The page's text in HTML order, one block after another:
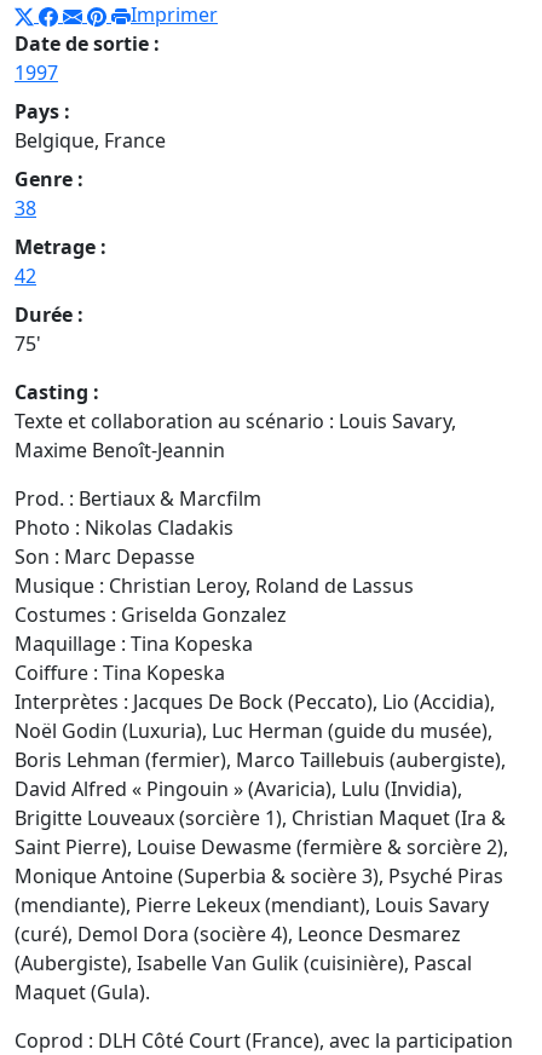
Imprimer
Date de sortie :
1997
Pays :
Belgique, France
Genre :
38
Metrage :
42
Durée :
75'
Casting :
Texte et collaboration au scénario : Louis Savary,
Maxime Benoît-Jeannin
Prod. : Bertiaux & Marcfilm
Photo : Nikolas Cladakis
Son : Marc Depasse
Musique : Christian Leroy, Roland de Lassus
Costumes : Griselda Gonzalez
Maquillage : Tina Kopeska
Coiffure : Tina Kopeska
Interprètes : Jacques De Bock (Peccato), Lio (Accidia),
Noël Godin (Luxuria), Luc Herman (guide du musée),
Boris Lehman (fermier), Marco Taillebuis (aubergiste),
David Alfred « Pingouin » (Avaricia), Lulu (Invidia),
Brigitte Louveaux (sorcière 1), Christian Maquet (Ira &
Saint Pierre), Louise Dewasme (fermière & sorcière 2),
Monique Antoine (Superbia & socière 3), Psyché Piras
(mendiante), Pierre Lekeux (mendiant), Louis Savary
(curé), Demol Dora (socière 4), Leonce Desmarez
(Aubergiste), Isabelle Van Gulik (cuisinière), Pascal
Maquet (Gula).
Coprod : DLH Côté Court (France), avec la participation